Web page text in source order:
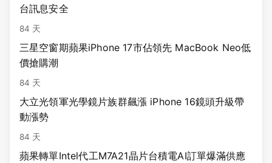
台訊息安全
84 天
三星空窗期蘋果iPhone 17市佔領先 MacBook Neo低
價搶購潮
84 天
大立光領軍光學鏡片族群飆漲 iPhone 16鏡頭升級帶
動漲勢
84 天
蘋果轉單Intel代工M7A21晶片台積電AI訂單爆滿供應